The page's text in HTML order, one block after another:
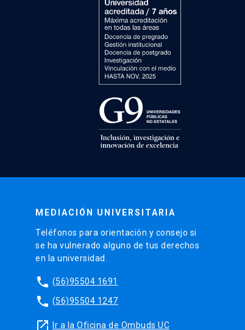
MEDIACIÓN UNIVERSITARIA
Teléfonos para orientación y consejo si
se ha vulnerado alguno de tus derechos
en la universidad.
phone (56)95504 1691
phone (56)95504 1247
launch Ir a la Oficina de Ombuds UC